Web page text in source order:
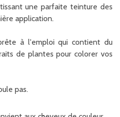
une parfaite teinture des
application.
à l'emploi qui contient du
de plantes pour colorer vos
pas.